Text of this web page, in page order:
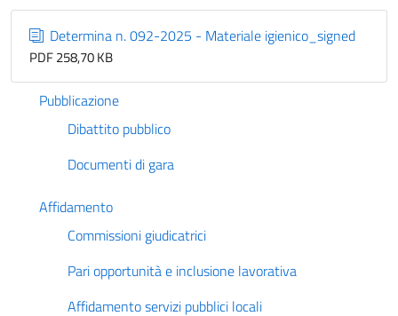
Determina n. 092-2025 - Materiale igienico_signed
PDF 258,70 KB
Pubblicazione
Dibattito pubblico
Documenti di gara
Affidamento
Commissioni giudicatrici
Pari opportunità e inclusione lavorativa
Affidamento servizi pubblici locali